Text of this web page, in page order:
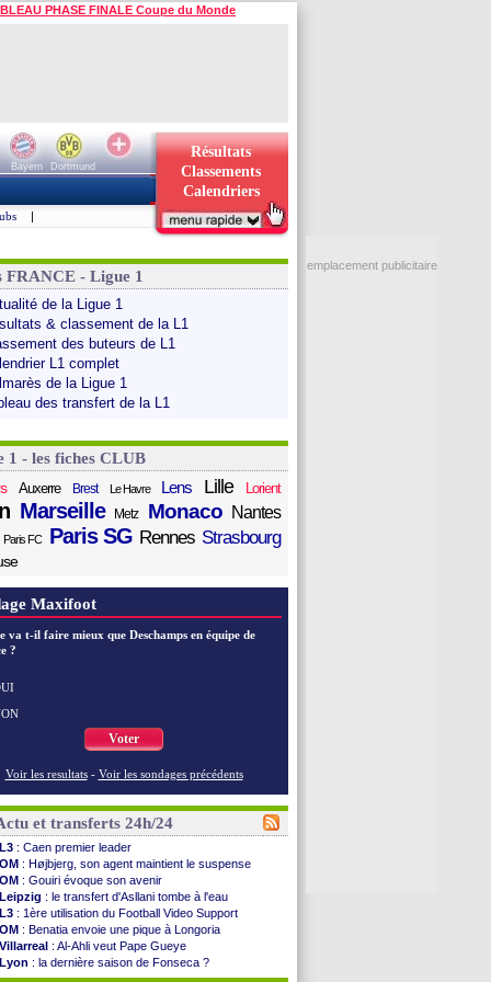
PHASE FINALE Coupe du Monde
Bayern
Dortmund
Résultats
Classements
Calendriers
|
FRANCE - Ligue 1
de la Ligue 1
& classement de la L1
des buteurs de L1
L1 complet
de la Ligue 1
des transfert de la L1
1 - les fiches CLUB
Auxerre Brest Le Havre Lens Lille Lorient
Marseille Metz Monaco Nantes
Paris FC Paris SG Rennes Strasbourg
Maxifoot
va t-il faire mieux que Deschamps en équipe de
?
Voter
Voir les resultats - Voir les sondages précédents
et transferts 24h/24
L3 : Caen premier leader
OM : Højbjerg, son agent maintient le suspense
OM : Gouiri évoque son avenir
Leipzig : le transfert d'Asllani tombe à l'eau
L3 : 1ère utilisation du Football Video Support
OM : Benatia envoie une pique à Longoria
Villarreal : Al-Ahli veut Pape Gueye
Lyon : la dernière saison de Fonseca ?
OM: un nouveau prétendant pour Højbjerg
emplacement publicitaire